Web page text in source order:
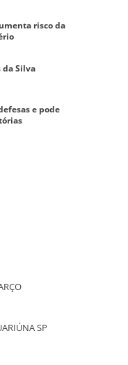
risco da
da Silva
e pode
SP